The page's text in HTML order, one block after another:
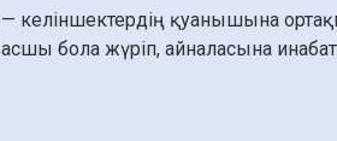
келіншектердің қуанышына
бола жүріп, айналасына